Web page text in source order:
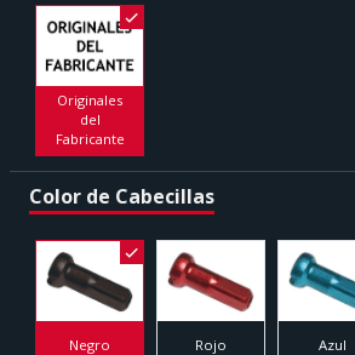
Originales
del
Fabricante
Color de Cabecillas
Negro Rojo Azul